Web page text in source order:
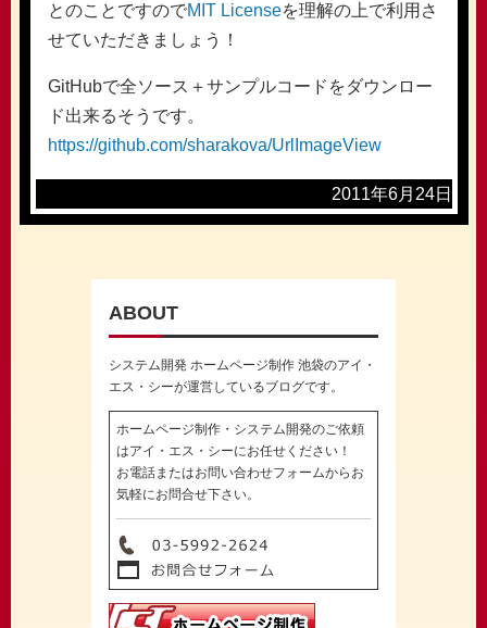
とのことですのでMIT Licenseを理解の上で利用さ
せていただきましょう！
GitHubで全ソース＋サンプルコードをダウンロー
ド出来るそうです。
https://github.com/sharakova/UrlImageView
2011年6月24日
ABOUT
システム開発 ホームページ制作 池袋のアイ・
エス・シーが運営しているブログです。
ホームページ制作・システム開発のご依頼
はアイ・エス・シーにお任せください！
お電話またはお問い合わせフォームからお
気軽にお問合せ下さい。